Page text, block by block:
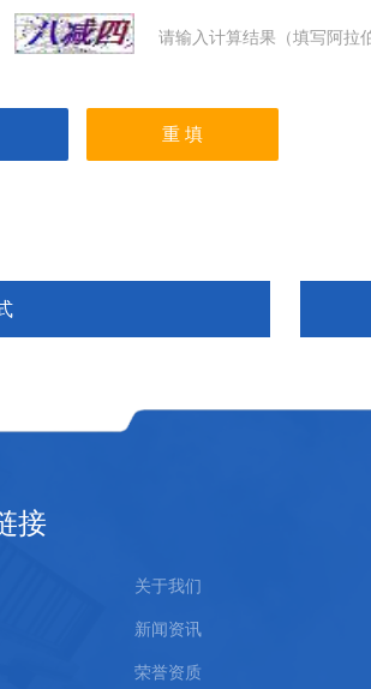
请输入计算结果（填写阿拉
接
关于我们
新闻资讯
荣誉资质